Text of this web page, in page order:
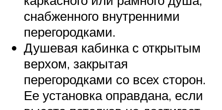
снабженного внутренними
перегородками.
Душевая кабинка с открытым
верхом, закрытая
перегородками со всех сторон.
Ее установка оправдана, если